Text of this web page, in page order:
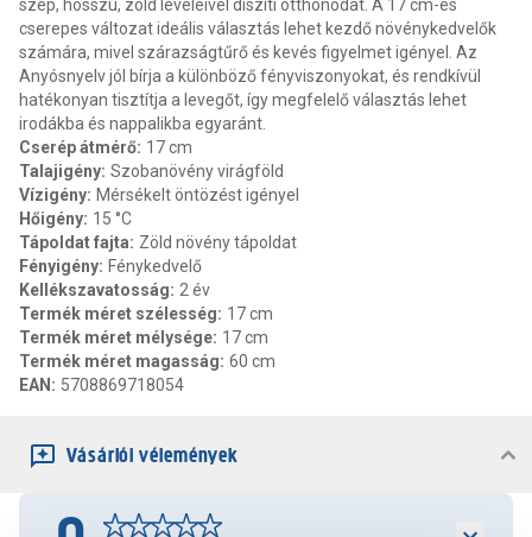
szép, hosszú, zöld leveleivel díszíti otthonodat. A 17 cm-es
cserepes változat ideális választás lehet kezdő növénykedvelők
számára, mivel szárazságtűrő és kevés figyelmet igényel. Az
Anyósnyelv jól bírja a különböző fényviszonyokat, és rendkívül
hatékonyan tisztítja a levegőt, így megfelelő választás lehet
irodákba és nappalikba egyaránt.
Cserép átmérő: 17 cm
Talajigény: Szobanövény virágföld
Vízigény: Mérsékelt öntözést igényel
Hőigény: 15 °C
Tápoldat fajta: Zöld növény tápoldat
Fényigény: Fénykedvelő
Kellékszavatosság: 2 év
Termék méret szélesség: 17 cm
Termék méret mélysége: 17 cm
Termék méret magasság: 60 cm
EAN : 5708869718054
Vásárlói vélemények